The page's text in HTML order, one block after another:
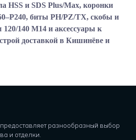
HSS и SDS Plus/Max, коронки
биты PH/PZ/TX, скобы и
140 M14 и аксессуары к
доставкой в Кишинёве и
разнообразный выбор
и отделки.